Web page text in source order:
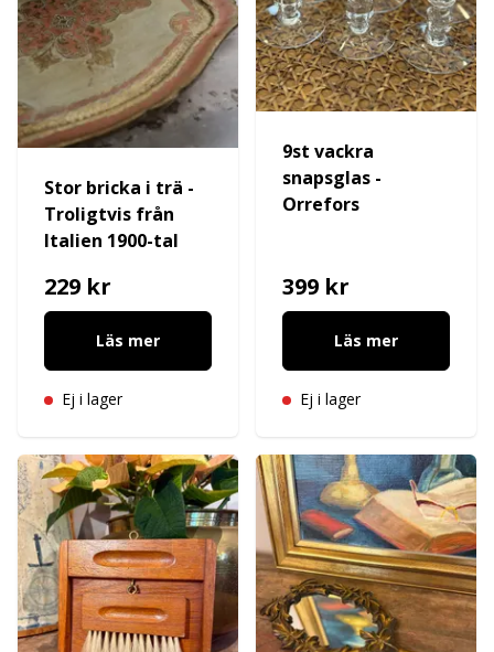
Stor bricka i trä -
Troligtvis från
Italien 1900-tal
229 kr
Läs mer
Ej i lager
9st vackra
snapsglas -
Orrefors
399 kr
Läs mer
Ej i lager